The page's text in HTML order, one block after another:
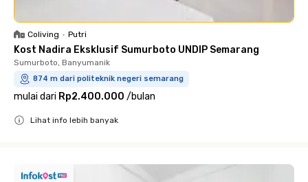
Coliving • Putri
Kost Nadira Eksklusif Sumurboto UNDIP Semarang
Sumurboto, Banyumanik
874 m dari politeknik negeri semarang
mulai dari Rp2.400.000 /bulan
Lihat info lebih banyak